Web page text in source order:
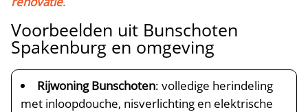
Voorbeelden uit Bunschoten
Spakenburg en omgeving
Rijwoning Bunschoten: volledige herindeling
met inloopdouche, nisverlichting en elektrische